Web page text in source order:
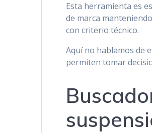
Esta herramienta es
de marca
con criterio técnico.
Aquí no hablamos de
permiten tomar